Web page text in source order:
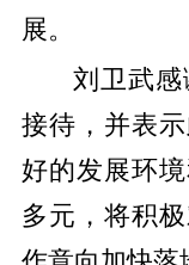
展。
刘卫武
接待，并表
好的发展环
多元，将积